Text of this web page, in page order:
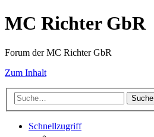
MC Richter GbR
Forum der MC Richter GbR
Zum Inhalt
Suche
Schnellzugriff